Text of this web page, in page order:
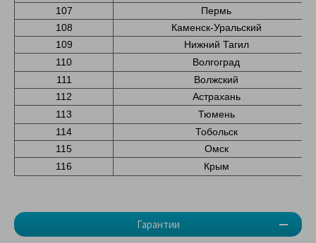
Гарантии
107
Пермь
108
Каменск-Уральский
109
Нижний Тагил
110
Волгоград
111
Волжский
112
Астрахань
113
Тюмень
114
Тобольск
115
Омск
116
Крым